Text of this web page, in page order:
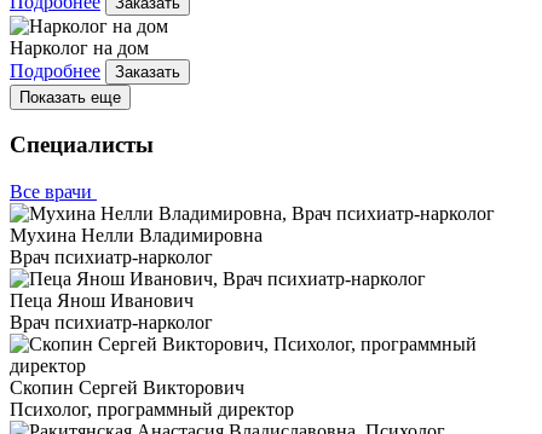
Нарколог на дом
Подробнее
Заказать
Показать еще
Специалисты
Все врачи
Мухина Нелли Владимировна
Врач психиатр-нарколог
Пеца Янош Иванович
Врач психиатр-нарколог
Скопин Сергей Викторович
Психолог, программный директор